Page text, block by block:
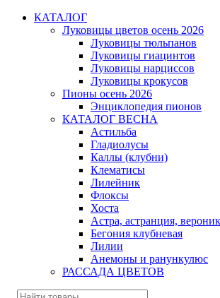
КАТАЛОГ
Луковицы цветов осень 2026
Луковицы тюльпанов
Луковицы гиацинтов
Луковицы нарциссов
Луковицы крокусов
Пионы осень 2026
Энциклопедия пионов
КАТАЛОГ ВЕСНА
Астильба
Гладиолусы
Каллы (клубни)
Клематисы
Лилейник
Флоксы
Хоста
Астра, астранция,
Бегония клубневая
Лилии
Анемоны и ранункулюс
РАССАДА ЦВЕТОВ